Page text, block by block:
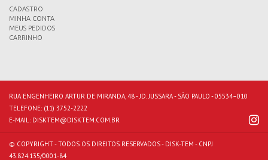
CADASTRO
MINHA CONTA
MEUS PEDIDOS
CARRINHO
RUA ENGENHEIRO ARTUR DE MIRANDA, 48 - JD. JUSSARA - SÃO PAULO - 05534–010
TELEFONE: (11) 3752-2222
E-MAIL: DISKTEM@DISKTEM.COM.BR
© COPYRIGHT - TODOS OS DIREITOS RESERVADOS - DISK-TEM - CNPJ
43.824.135/0001-84